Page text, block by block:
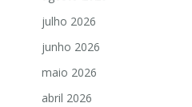
julho 2026
junho 2026
maio 2026
abril 2026